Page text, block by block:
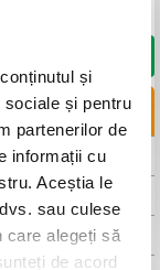
și
sociale și pentru
partenerilor de
informații cu
Aceștia le
sau culese
alegeți să
de acord